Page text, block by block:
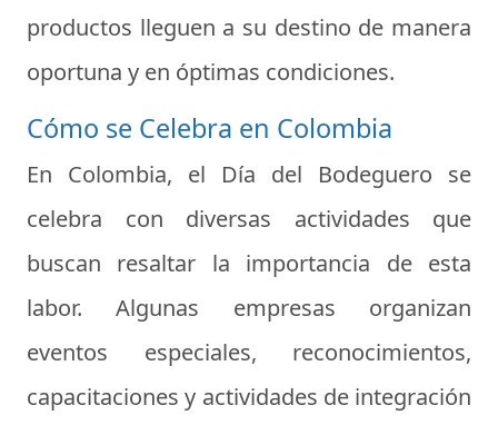
productos lleguen a su destino de manera
oportuna y en óptimas condiciones.
Cómo se Celebra en Colombia
En Colombia, el Día del Bodeguero se
celebra con diversas actividades que
buscan resaltar la importancia de esta
labor. Algunas empresas organizan
eventos especiales, reconocimientos,
capacitaciones y actividades de integración